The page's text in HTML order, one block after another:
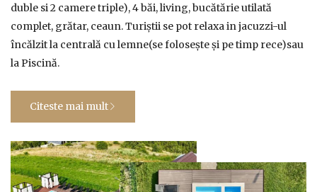
duble si 2 camere triple), 4 băi, living, bucătărie utilată
complet, grătar, ceaun. Turiștii se pot relaxa in jacuzzi-ul
încălzit la centrală cu lemne(se folosește și pe timp rece)sau
la Piscină.
Citeste mai mult